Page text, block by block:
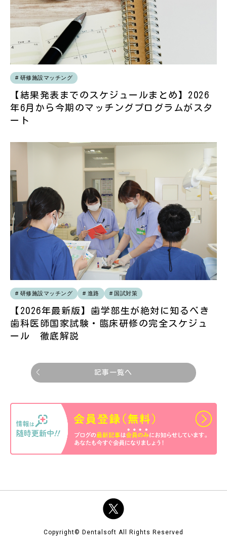
研修施設マッチング
【結果発表までのスケジュールまとめ】2026
年6月から今期のマッチングプログラムがスタ
ート
研修施設マッチング 進路 国試対策
【2026年最新版】歯学部生が絶対に知るべき
歯科医師国家試験・臨床研修の完全スケジュ
ール 徹底解説
記事一覧へ
Copyright© Dentalsoft All Rights Reserved